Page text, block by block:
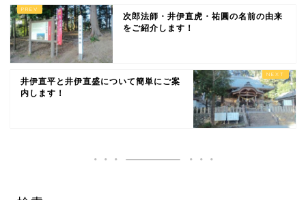
次郎法師・井伊直虎・祐圓の名前の由来
をご紹介します！
井伊直平と井伊直盛について簡単にご案
内します！